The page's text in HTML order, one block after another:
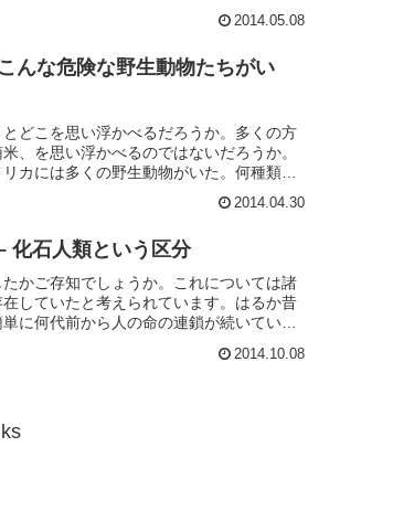
2014.05.08
んな危険な野生動物たちがい
どこを思い浮かべるだろうか。多くの方
、を思い浮かべるのではないだろうか。
カには多くの野生動物がいた。何種類か
2014.04.30
化石人類という区分
かご存知でしょうか。これについては諸
していたと考えられています。はるか昔
に何代前から人の命の連鎖が続いている
2014.10.08